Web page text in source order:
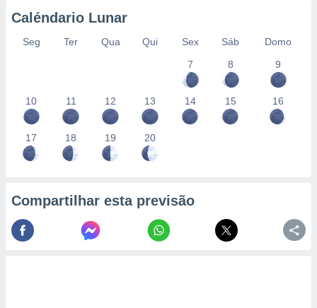
Caléndario Lunar
Seg Ter Qua Qui Sex Sáb
Domo
7
8 9
10 11 12 13 14 15 16
17 18 19 20
Compartilhar esta previsão